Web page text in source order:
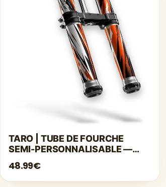
TARO | TUBE DE FOURCHE
SEMI-PERSONNALISABLE —
ORANGE
48.99€